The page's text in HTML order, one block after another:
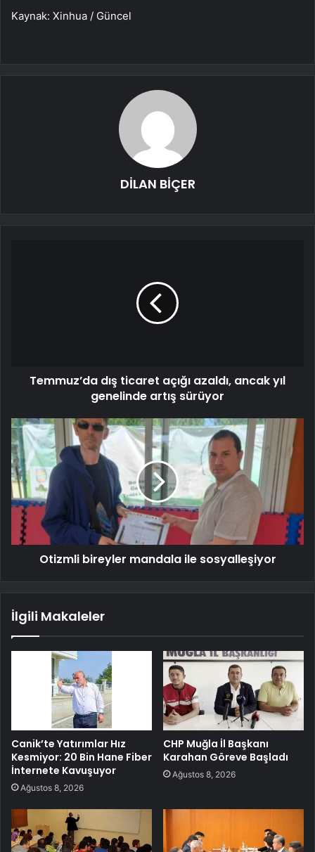
Kaynak: Xinhua / Güncel
DİLAN BİÇER
Temmuz’da dış ticaret açığı azaldı, ancak yıl
genelinde artış sürüyor
Otizmli bireyler mandala ile sosyalleşiyor
İlgili Makaleler
Canik’te Yatırımlar Hız
Kesmiyor: 20 Bin Hane Fiber
İnternete Kavuşuyor
Ağustos 8, 2026
CHP Muğla İl Başkanı
Karahan Göreve Başladı
Ağustos 8, 2026